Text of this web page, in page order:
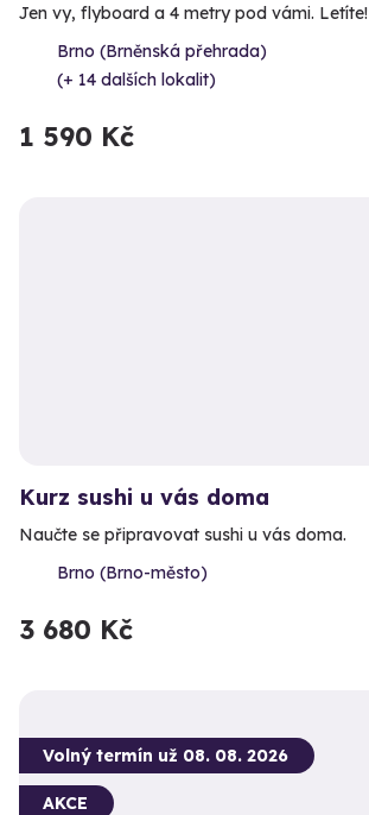
Jen vy, flyboard a 4 metry pod vámi. Letíte!
Brno (Brněnská přehrada)
(+ 14 dalších lokalit)
1 590 Kč
Kurz sushi u vás doma
Naučte se připravovat sushi u vás doma.
Brno (Brno-město)
3 680 Kč
Volný termín už 08. 08. 2026
AKCE